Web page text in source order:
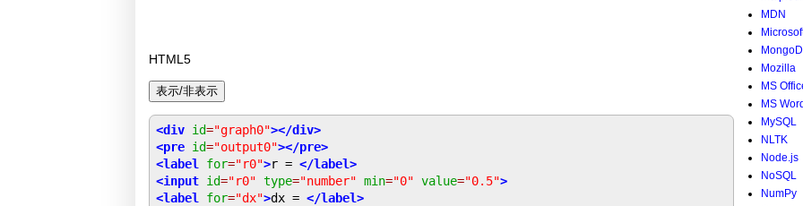
HTML5
<div id="graph0"></div>
<pre id="output0"></pre>
<label for="r0">r = </label>
<input id="r0" type="number" min="0" value="0.5">
<label for="dx">dx = </label>
MDN
Mozilla
MS
MS Word
MySQL
NLTK
Node.js
NoSQL
NumPy